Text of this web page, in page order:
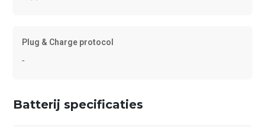
Plug & Charge protocol
-
Batterij specificaties